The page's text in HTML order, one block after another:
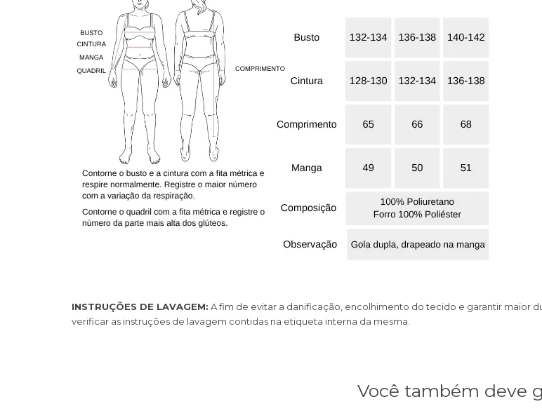
INSTRUÇÕES DE LAVAGEM: A fim de evitar a danificação, encolhimento do tecido e garantir maior
verificar as instruções de lavagem contidas na etiqueta interna da mesma.
Você também deve